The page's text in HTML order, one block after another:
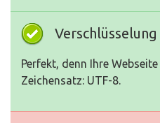
Verschlüsselung
Perfekt, denn Ihre
Zeichensatz: UTF-8.